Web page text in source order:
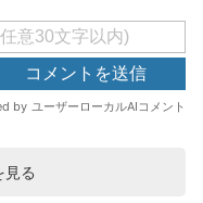
見る